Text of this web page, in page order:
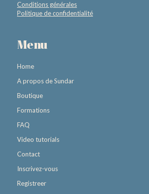
Conditions générales
Politique de confidentialité
Menu
Home
A propos de Sundar
Boutique
Formations
FAQ
Video tutorials
Contact
Inscrivez-vous
Registreer